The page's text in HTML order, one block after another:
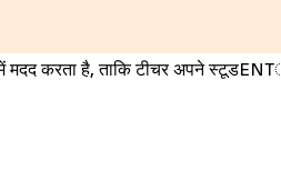
करता है, ताकि टीचर अपने